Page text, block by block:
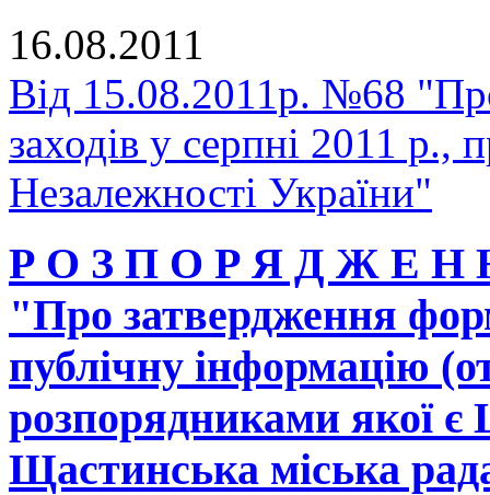
16.08.2011
Від 15.08.2011р. №68
заходів у серпні 2011 р.,
Незалежності України"
Р О З П О Р Я Д Ж Е
"Про затвердження
публічну інформацію
розпорядниками якої є
Щастинська міська